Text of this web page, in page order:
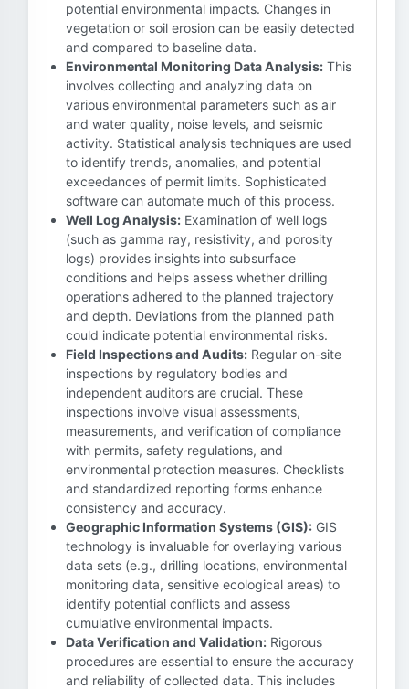
potential environmental impacts. Changes in
vegetation or soil erosion can be easily detected
and compared to baseline data.
Environmental Monitoring Data Analysis: This
involves collecting and analyzing data on
various environmental parameters such as air
and water quality, noise levels, and seismic
activity. Statistical analysis techniques are used
to identify trends, anomalies, and potential
exceedances of permit limits. Sophisticated
software can automate much of this process.
Well Log Analysis: Examination of well logs
(such as gamma ray, resistivity, and porosity
logs) provides insights into subsurface
conditions and helps assess whether drilling
operations adhered to the planned trajectory
and depth. Deviations from the planned path
could indicate potential environmental risks.
Field Inspections and Audits: Regular on-site
inspections by regulatory bodies and
independent auditors are crucial. These
inspections involve visual assessments,
measurements, and verification of compliance
with permits, safety regulations, and
environmental protection measures. Checklists
and standardized reporting forms enhance
consistency and accuracy.
Geographic Information Systems (GIS): GIS
technology is invaluable for overlaying various
data sets (e.g., drilling locations, environmental
monitoring data, sensitive ecological areas) to
identify potential conflicts and assess
cumulative environmental impacts.
Data Verification and Validation: Rigorous
procedures are essential to ensure the accuracy
and reliability of collected data. This includes